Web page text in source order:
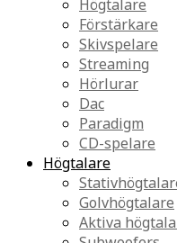
Högtalare
Förstärkare
Skivspelare
Streaming
Hörlurar
Dac
Paradigm
CD-spelare
Högtalare
Golvhögtalare
Aktiva